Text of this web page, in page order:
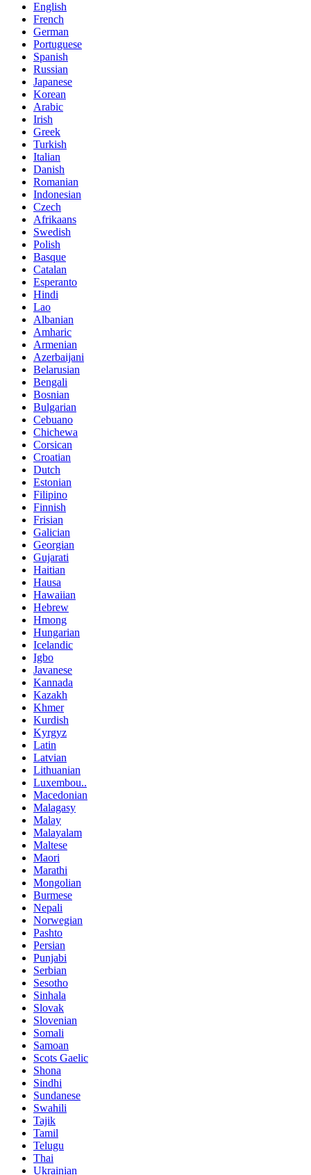
English
French
German
Portuguese
Spanish
Russian
Japanese
Korean
Arabic
Irish
Greek
Turkish
Italian
Danish
Romanian
Indonesian
Czech
Afrikaans
Swedish
Polish
Basque
Catalan
Esperanto
Hindi
Lao
Albanian
Amharic
Armenian
Azerbaijani
Belarusian
Bengali
Bosnian
Bulgarian
Cebuano
Chichewa
Corsican
Croatian
Dutch
Estonian
Filipino
Finnish
Frisian
Galician
Georgian
Gujarati
Haitian
Hausa
Hawaiian
Hebrew
Hmong
Hungarian
Icelandic
Igbo
Javanese
Kannada
Kazakh
Khmer
Kurdish
Kyrgyz
Latin
Latvian
Lithuanian
Luxembou..
Macedonian
Malagasy
Malay
Malayalam
Maltese
Maori
Marathi
Mongolian
Burmese
Nepali
Norwegian
Pashto
Persian
Punjabi
Serbian
Sesotho
Sinhala
Slovak
Slovenian
Somali
Samoan
Scots Gaelic
Shona
Sindhi
Sundanese
Swahili
Tajik
Tamil
Telugu
Thai
Ukrainian